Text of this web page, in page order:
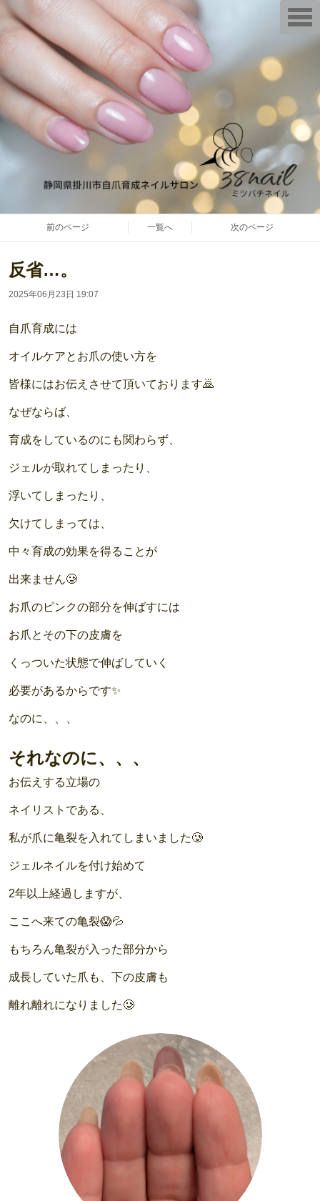
前のページ 一覧へ 次のページ
反省…。
2025年06月23日 19:07
自爪育成には
オイルケアとお爪の使い方を
皆様にはお伝えさせて頂いております🙇
なぜならば、
育成をしているのにも関わらず、
ジェルが取れてしまったり、
浮いてしまったり、
欠けてしまっては、
中々育成の効果を得ることが
出来ません🥲
お爪のピンクの部分を伸ばすには
お爪とその下の皮膚を
くっついた状態で伸ばしていく
必要があるからです✨
なのに、、、
それなのに、、、
お伝えする立場の
ネイリストである、
私が爪に亀裂を入れてしまいました🥲
ジェルネイルを付け始めて
2年以上経過しますが、
ここへ来ての亀裂😱💦
もちろん亀裂が入った部分から
成長していた爪も、下の皮膚も
離れ離れになりました🥲
T
o
g
t
o